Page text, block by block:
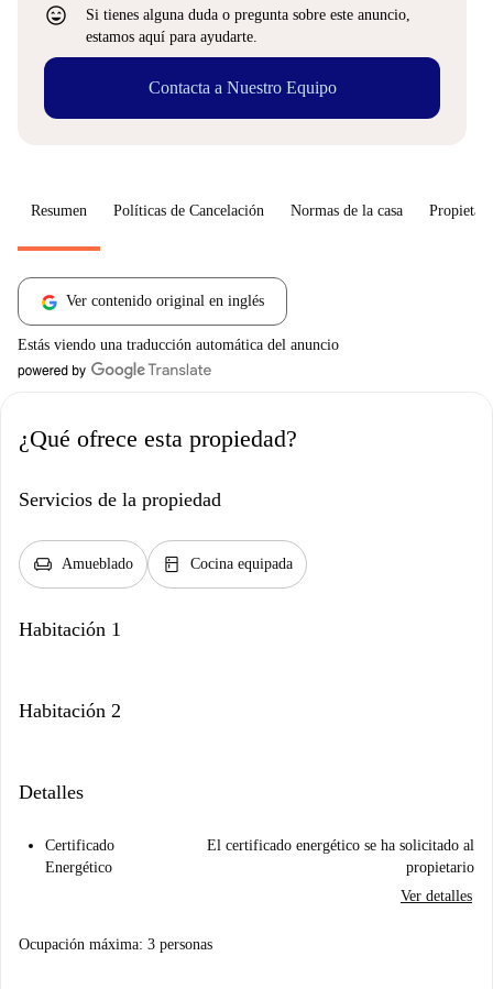
sentiment_very_satisfied
Si tienes alguna duda o pregunta sobre este anuncio,
estamos aquí para ayudarte.
Contacta a Nuestro Equipo
Resumen Políticas de Cancelación Normas de la casa
Ver contenido original en inglés
Estás viendo una traducción automática del anuncio
¿Qué ofrece esta propiedad?
Servicios de la propiedad
chair Amueblado kitchen Cocina equipada
Habitación 1
Habitación 2
Detalles
Certificado
Energético
El certificado energético se ha solicitado al
propietario
Ver detalles
Ocupación máxima: 3 personas